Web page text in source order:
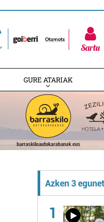
Sartu
GURE ATARIAK
Azken 3
1